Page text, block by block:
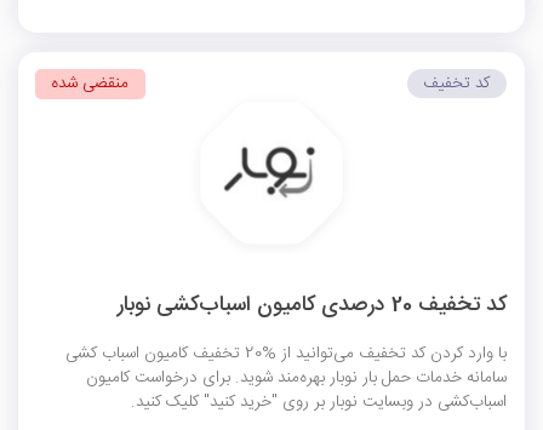
کد تخفیف 20 درصدی کامیون اسباب‌کشی نوبار
با وارد کردن کد تخفیف می‌توانید از %20 تخفیف کامیون اسباب کشی
سامانه خدمات حمل بار نوبار بهره‌مند شوید. برای درخواست کامیون
اسباب‎‌کشی در وبسایت نوبار بر روی "خرید کنید" کلیک کنید.
کد تخفیف منقضی شده